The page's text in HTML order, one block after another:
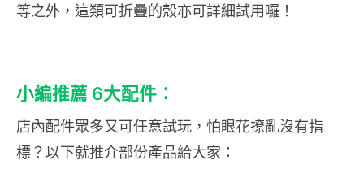
等之外，這類可折疊的殼亦可詳細試用囉！
小編推薦 6大配件：
店內配件眾多又可任意試玩，怕眼花撩亂沒有指
標？以下就推介部份產品給大家：